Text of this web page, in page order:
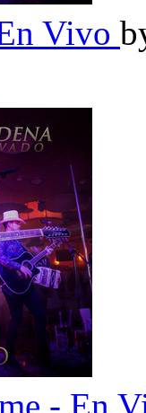
Vivo
- En